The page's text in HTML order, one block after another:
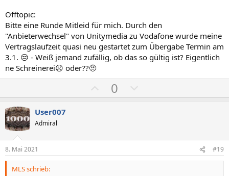
m
m
e
m
m
e
Offtopic:
Bitte eine Runde Mitleid für mich. Durch den
"Anbieterwechsel" von Unitymedia zu Vodafone wurde meine
Vertragslaufzeit quasi neu gestartet zum Übergabe Termin am
3.1. 😒 - Weiß jemand zufällig, ob das so gültig ist? Eigentlich
ne Schreinerei☹️ oder??🤨
o
t
v
0
e
t
v
User007
Admiral
8. Mai 2021 #19
MLS schrieb: